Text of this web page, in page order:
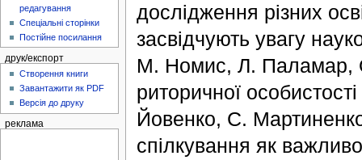
дослідження різних
засвідчують увагу
М. Номис, Л. Паламар,
риторичної
Йовенко, С.
спілкування як
редагування
Спеціальні сторінки
Постійне посилання
друк/експорт
Створення книги
Завантажити як PDF
Версія до друку
реклама